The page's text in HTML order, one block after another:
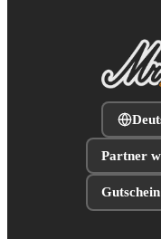
Partner
Gutschein